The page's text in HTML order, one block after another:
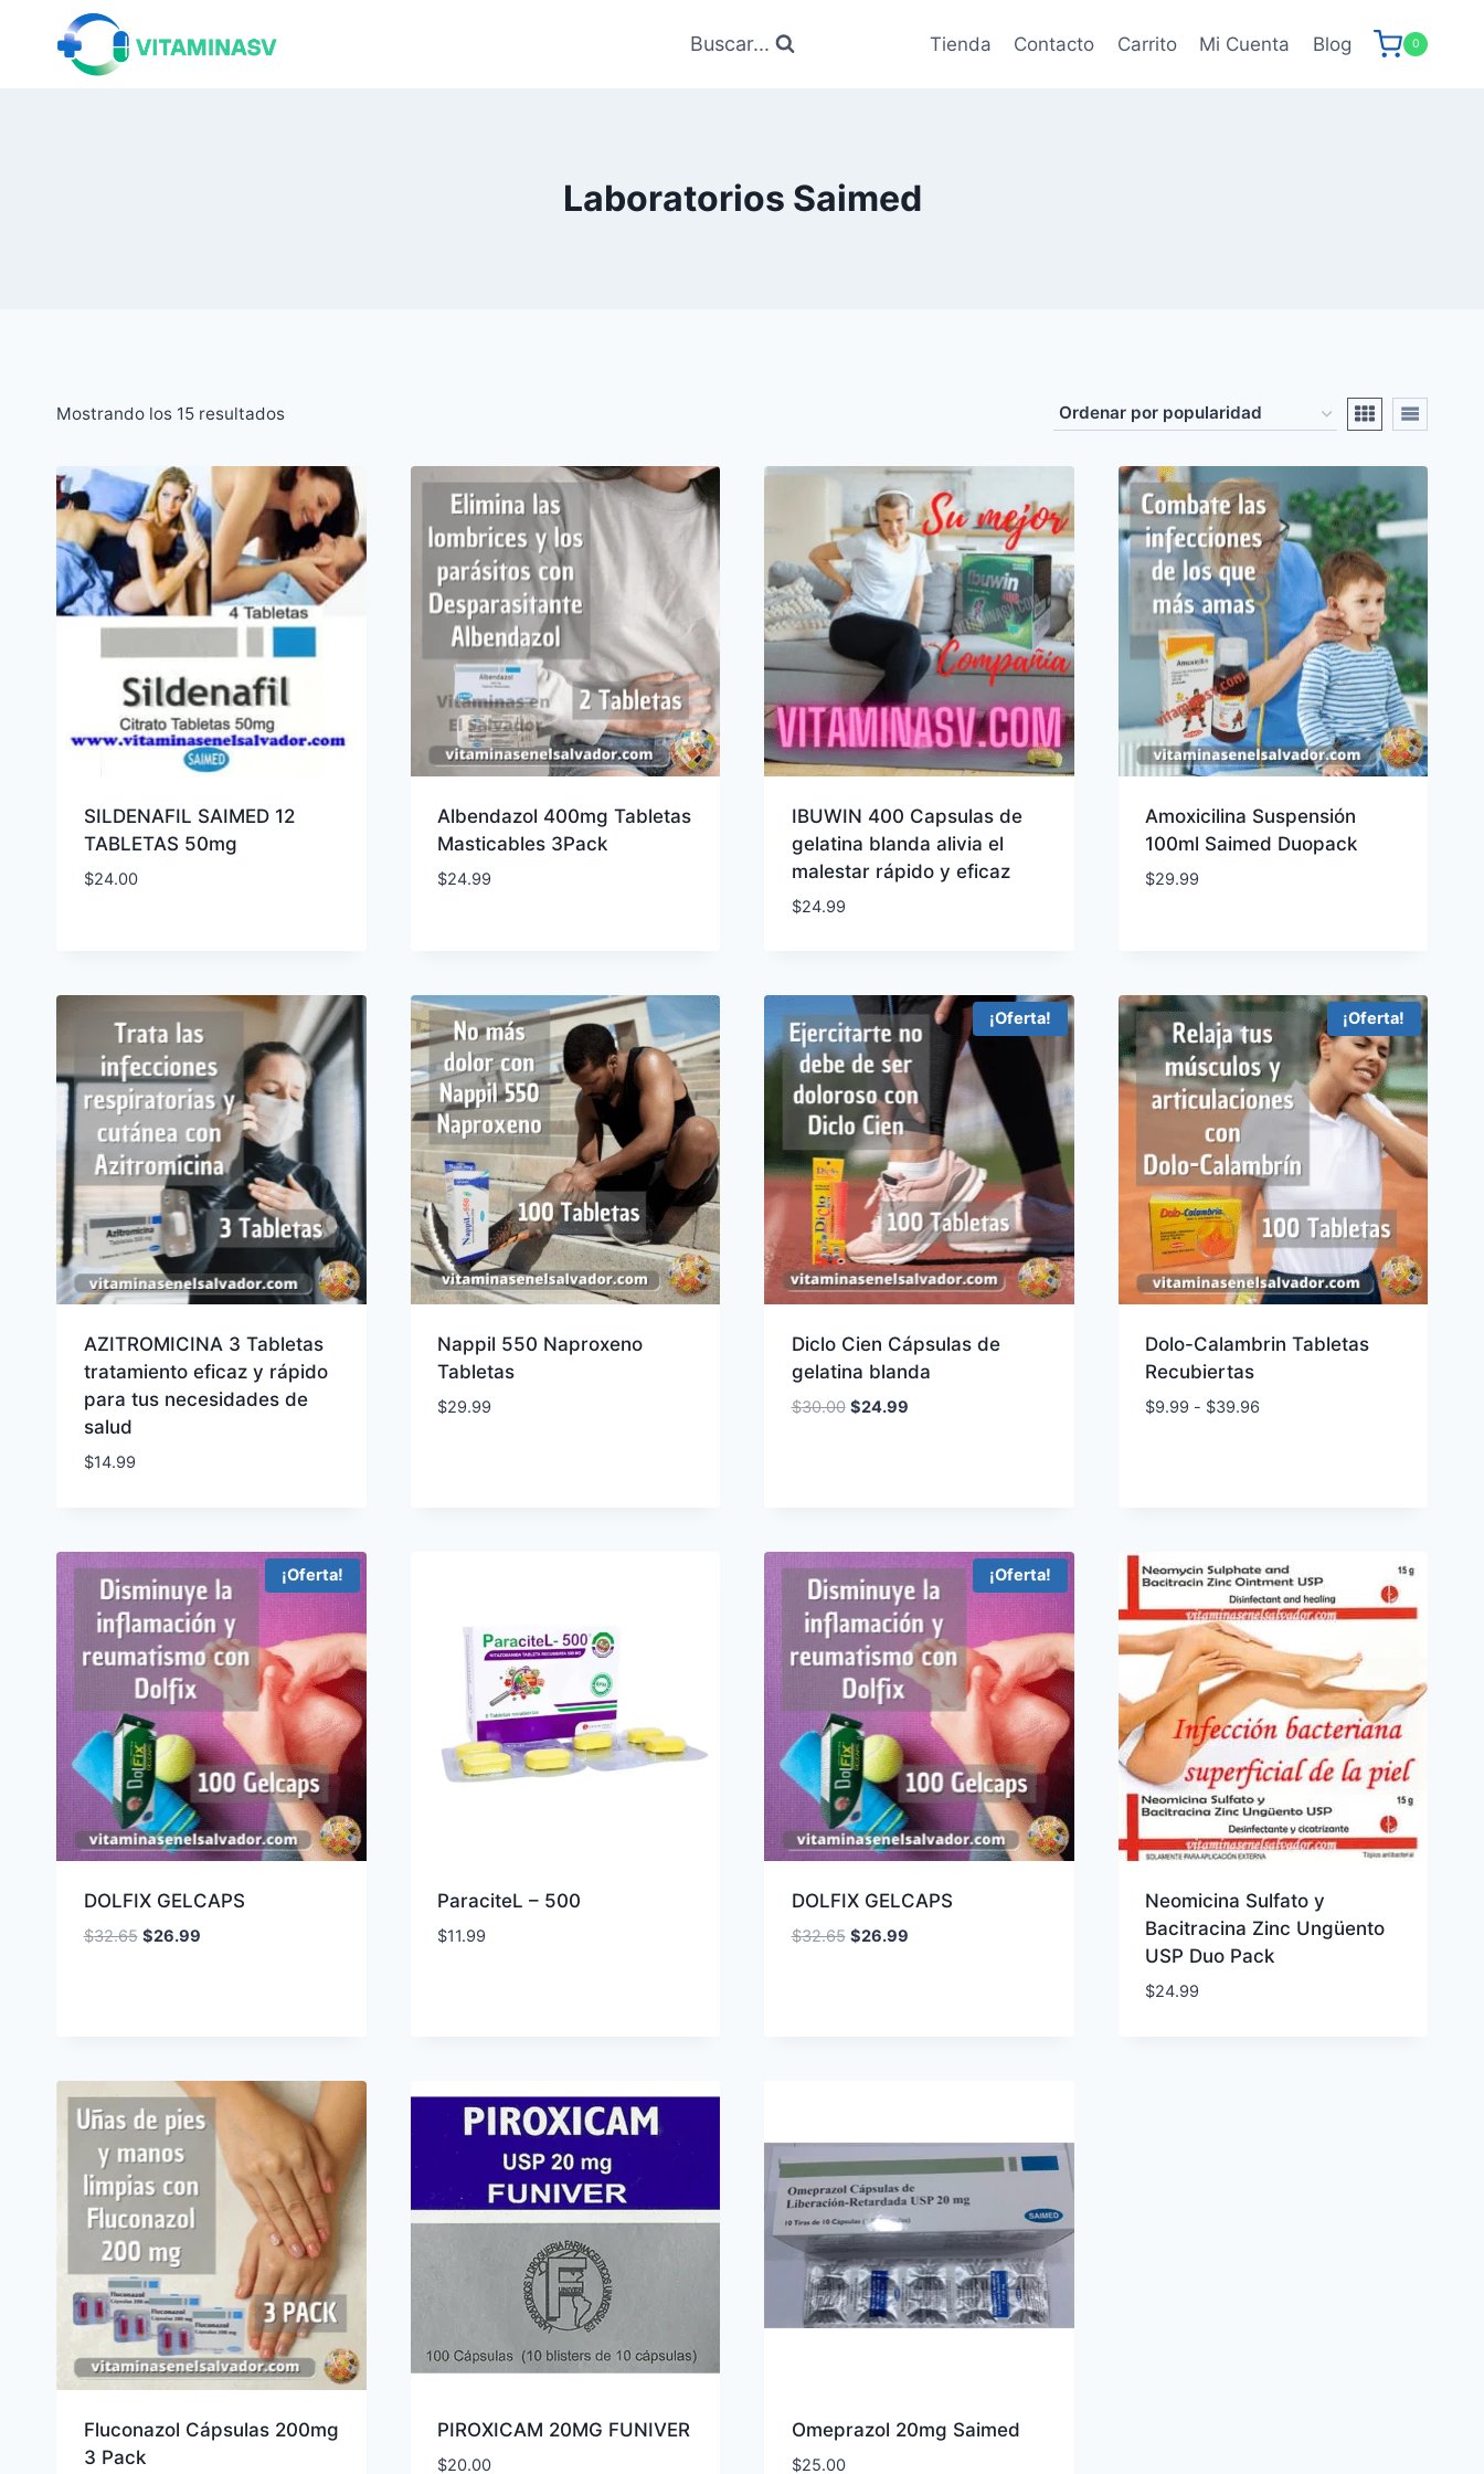
contenido
Buscar... Tienda Contacto Carrito Mi Cuenta Blog 0
Laboratorios Saimed
Mostrando los 15 resultadosOrdenado
popularidad
SILDENAFIL SAIMED 12
TABLETAS 50mg
$24.00
Albendazol 400mg Tabletas
Masticables 3Pack
$24.99
IBUWIN 400 Capsulas de
gelatina blanda alivia el
malestar rápido y eficaz
$24.99
Amoxicilina Suspensión
100ml Saimed Duopack
$29.99
AZITROMICINA 3 Tabletas
tratamiento eficaz y rápido
para tus necesidades de
salud
$14.99
Nappil 550 Naproxeno
Tabletas
$29.99
¡Oferta!
Diclo Cien Cápsulas de
gelatina blanda
$30.00 El
$24.99El
¡Oferta!
Dolo-Calambrin Tabletas
Recubiertas
$9.99 - $39.96
¡Oferta!
DOLFIX GELCAPS
$32.65 El
$26.99El
ParaciteL – 500
$11.99
¡Oferta!
DOLFIX GELCAPS
$32.65 El
$26.99El
Neomicina Sulfato y
Bacitracina Zinc Ungüento
USP Duo Pack
$24.99
Fluconazol Cápsulas 200mg
3 Pack
PIROXICAM 20MG FUNIVER
$20.00
Omeprazol 20mg Saimed
$25.00